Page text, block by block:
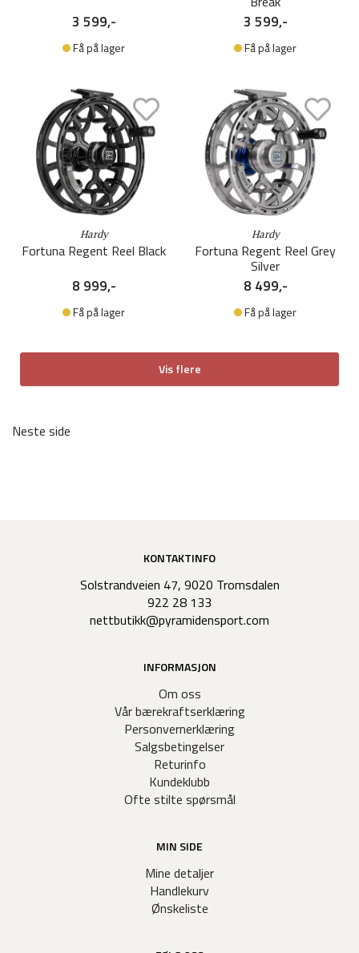
3 599,-
Få på lager
3 599,-
Få på lager
Hardy
Fortuna Regent Reel Black
8 999,-
Få på lager
Hardy
Fortuna Regent Reel Grey
Silver
8 499,-
Få på lager
Vis flere
Neste side
KONTAKTINFO
Solstrandveien 47, 9020 Tromsdalen
922 28 133
nettbutikk@pyramidensport.com
INFORMASJON
Om oss
Vår bærekraftserklæring
Personvernerklæring
Salgsbetingelser
Returinfo
Kundeklubb
Ofte stilte spørsmål
MIN SIDE
Mine detaljer
Handlekurv
Ønskeliste